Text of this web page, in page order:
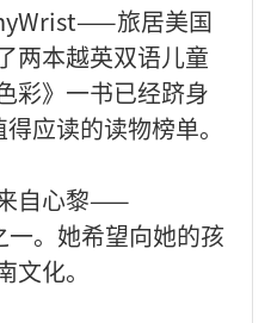
旅居美国
两本越英双语儿童
彩》一书已经跻身
应读的读物榜单。
自心黎——
。她希望向她的孩
化。